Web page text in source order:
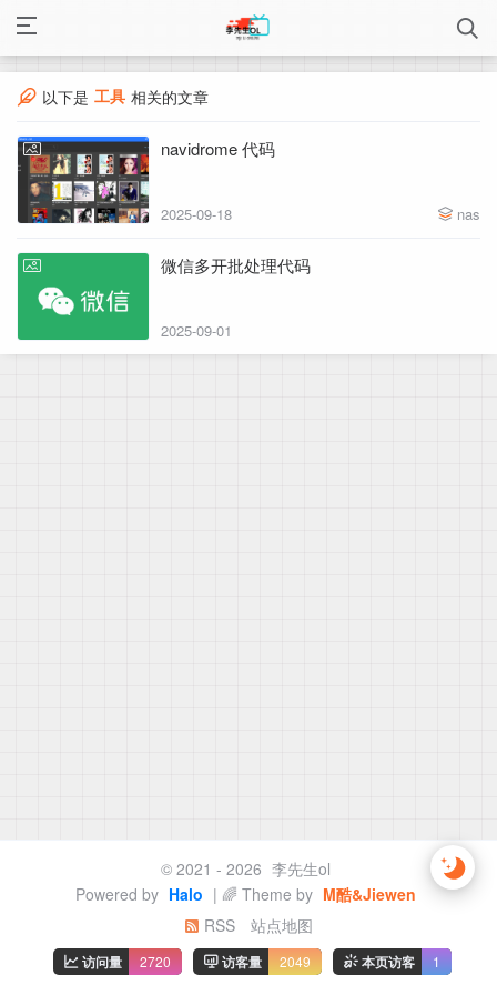
以下是 工具 相关的文章
navidrome 代码
2025-09-18 nas
微信多开批处理代码
2025-09-01
© 2021 - 2026 李先生ol
Powered by Halo | 🌈 Theme by M酷&Jiewen
RSS
站点地图
访问量 2720 访客量 2049 本页访客 1